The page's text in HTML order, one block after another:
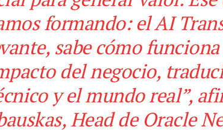
formando: el AI
sabe cómo
del negocio,
y el mundo real”,
Head de Oracle